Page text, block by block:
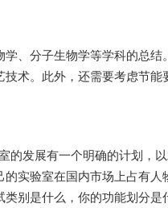
、分子生物学等学科的总结
工艺技术。此外，还需要考
一个明确的计划，以承
实验室在国内市场上占有人
类别是什么，你的功能划分是